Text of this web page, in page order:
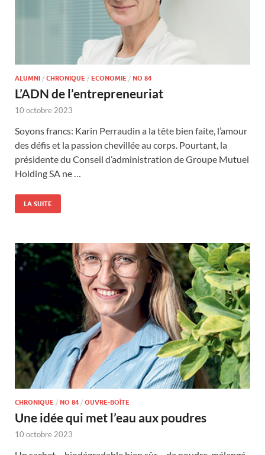
ALUMNI / CHRONIQUE / ECONOMIE / NO 84
L’ADN de l’entrepreneuriat
10 octobre 2023
Soyons francs: Karin Perraudin a la tête bien faite, l’amour
des défis et la passion chevillée au corps. Pourtant, la
présidente du Conseil d’administration de Groupe Mutuel
Holding SA ne …
LA SUITE
CHRONIQUE / NO 84 / OUVRE-BOÎTE
Une idée qui met l’eau aux poudres
10 octobre 2023